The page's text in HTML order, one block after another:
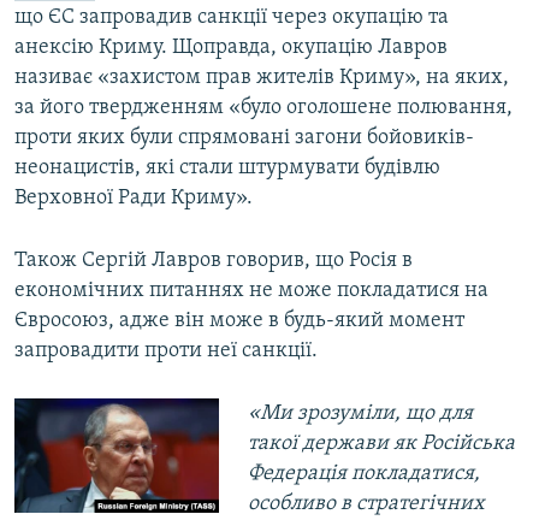
що ЄС запровадив санкції через окупацію та
анексію Криму. Щоправда, окупацію Лавров
називає «захистом прав жителів Криму», на яких,
за його твердженням «було оголошене полювання,
проти яких були спрямовані загони бойовиків-
неонацистів, які стали штурмувати будівлю
Верховної Ради Криму».
Також Сергій Лавров говорив, що Росія в
економічних питаннях не може покладатися на
Євросоюз, адже він може в будь-який момент
запровадити проти неї санкції.
«Ми зрозуміли, що для
такої держави як Російська
Федерація покладатися,
особливо в стратегічних